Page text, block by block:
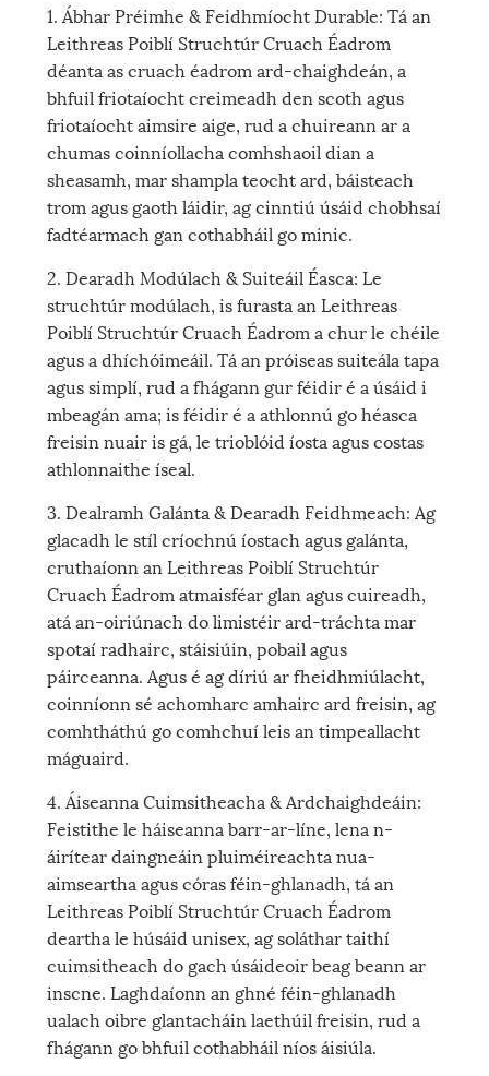
1. Ábhar Préimhe & Feidhmíocht Durable: Tá an
Leithreas Poiblí Struchtúr Cruach Éadrom
déanta as cruach éadrom ard-chaighdeán, a
bhfuil friotaíocht creimeadh den scoth agus
friotaíocht aimsire aige, rud a chuireann ar a
chumas coinníollacha comhshaoil ​​​​dian a
sheasamh, mar shampla teocht ard, báisteach
trom agus gaoth láidir, ag cinntiú úsáid chobhsaí
fadtéarmach gan cothabháil go minic.
2. Dearadh Modúlach & Suiteáil Éasca: Le
struchtúr modúlach, is furasta an Leithreas
Poiblí Struchtúr Cruach Éadrom a chur le chéile
agus a dhíchóimeáil. Tá an próiseas suiteála tapa
agus simplí, rud a fhágann gur féidir é a úsáid i
mbeagán ama; is féidir é a athlonnú go héasca
freisin nuair is gá, le trioblóid íosta agus costas
athlonnaithe íseal.
3. Dealramh Galánta & Dearadh Feidhmeach: Ag
glacadh le stíl críochnú íostach agus galánta,
cruthaíonn an Leithreas Poiblí Struchtúr
Cruach Éadrom atmaisféar glan agus cuireadh,
atá an-oiriúnach do limistéir ard-tráchta mar
spotaí radhairc, stáisiúin, pobail agus
páirceanna. Agus é ag díriú ar fheidhmiúlacht,
coinníonn sé achomharc amhairc ard freisin, ag
comhtháthú go comhchuí leis an timpeallacht
máguaird.
4. Áiseanna Cuimsitheacha & Ardchaighdeáin:
Feistithe le háiseanna barr-ar-líne, lena n-
áirítear daingneáin pluiméireachta nua-
aimseartha agus córas féin-ghlanadh, tá an
Leithreas Poiblí Struchtúr Cruach Éadrom
deartha le húsáid unisex, ag soláthar taithí
cuimsitheach do gach úsáideoir beag beann ar
inscne. Laghdaíonn an ghné féin-ghlanadh
ualach oibre glantacháin laethúil freisin, rud a
fhágann go bhfuil cothabháil níos áisiúla.